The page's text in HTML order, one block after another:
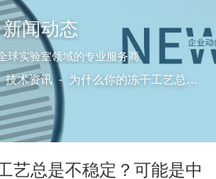
新闻动态
球实验室领域的专业服务商
技术资讯 - 为什么你的冻干工艺总是不稳定？可能是中试型冻干机没选对
艺总是不稳定？可能是中